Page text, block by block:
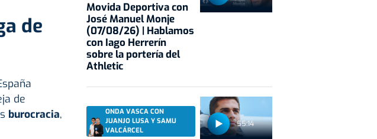
de
de
burocracia,
Movida Deportiva con
José Manuel Monje
(07/08/26) | Hablamos
con Iago Herrerín
sobre la portería del
Athletic
55:14
ONDA VASCA CON
JUANJO LUSA Y SAMU
VALCÁRCEL